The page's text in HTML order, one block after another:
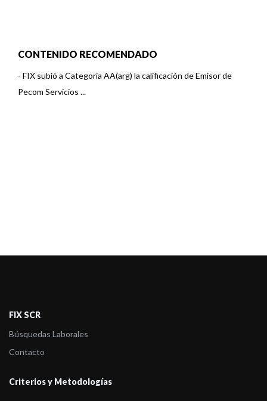
CONTENIDO RECOMENDADO
- FIX subió a Categoría AA(arg) la calificación de Emisor de
Pecom Servicios ...
FIX SCR
Búsquedas Laborales
Contacto
Criterios y Metodologías